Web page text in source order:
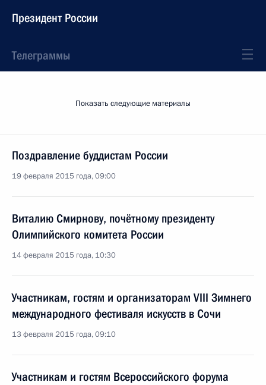
Президент России
Телеграммы
Показать следующие материалы
Поздравление буддистам России
19 февраля 2015 года, 09:00
Виталию Смирнову, почётному президенту
Олимпийского комитета России
14 февраля 2015 года, 10:30
Участникам, гостям и организаторам VIII Зимнего
международного фестиваля искусств в Сочи
13 февраля 2015 года, 09:10
Участникам и гостям Всероссийского форума